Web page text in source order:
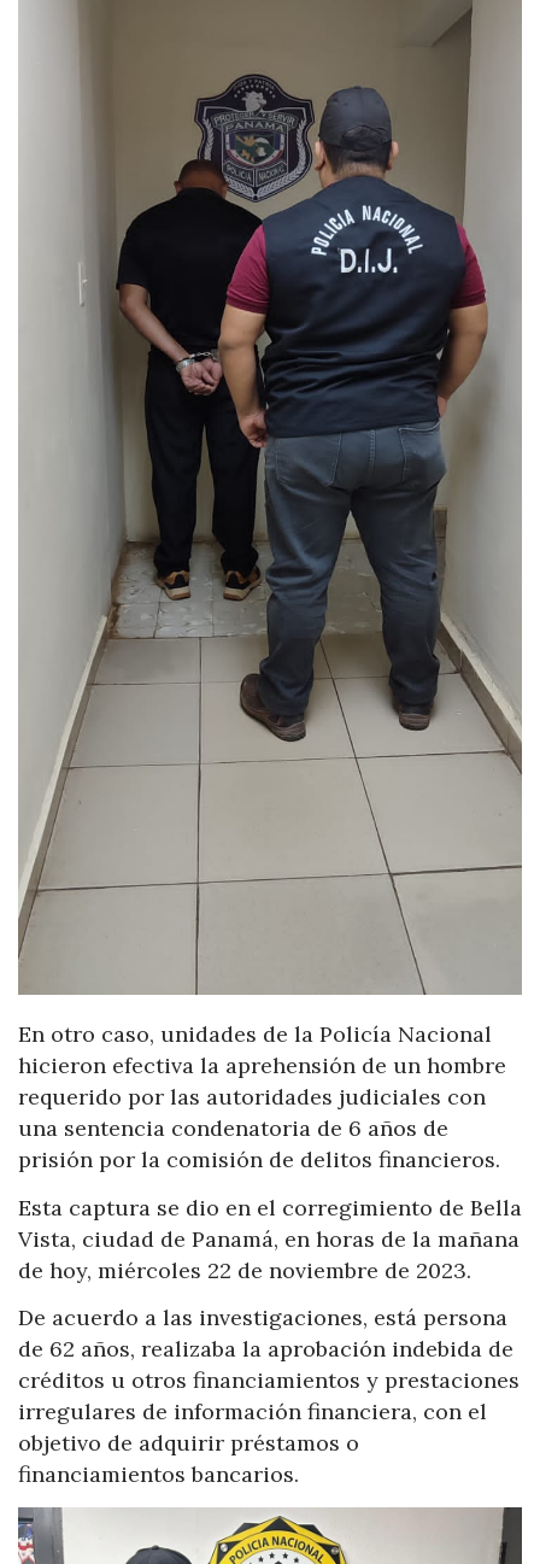
En otro caso, unidades de la Policía Nacional
hicieron efectiva la aprehensión de un hombre
requerido por las autoridades judiciales con
una sentencia condenatoria de 6 años de
prisión por la comisión de delitos financieros.
Esta captura se dio en el corregimiento de Bella
Vista, ciudad de Panamá, en horas de la mañana
de hoy, miércoles 22 de noviembre de 2023.
De acuerdo a las investigaciones, está persona
de 62 años, realizaba la aprobación indebida de
créditos u otros financiamientos y prestaciones
irregulares de información financiera, con el
objetivo de adquirir préstamos o
financiamientos bancarios.